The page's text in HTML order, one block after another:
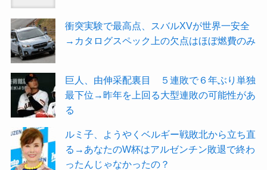
衝突実験で最高点、スバルXVが世界一安全
→カタログスペック上の欠点はほぼ燃費のみ
巨人、由伸采配裏目 ５連敗で６年ぶり単独
最下位→昨年を上回る大型連敗の可能性があ
る
ルミ子、ようやくベルギー戦敗北から立ち直
る→あなたのW杯はアルゼンチン敗退で終わ
ったんじゃなかったの？